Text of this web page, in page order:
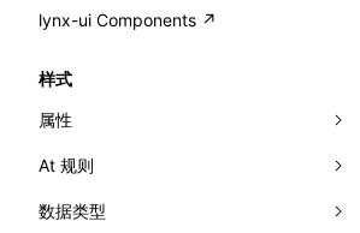
函数: Suspense()
interfaces
wasm
libraryName
strLength
firstScreenSyncTiming
lynx-ui Components ↗
样式
属性
-x-auto-font-size-line-ranges
-x-auto-font-size-preset-sizes
At 规则
'@font-face'
数据类型